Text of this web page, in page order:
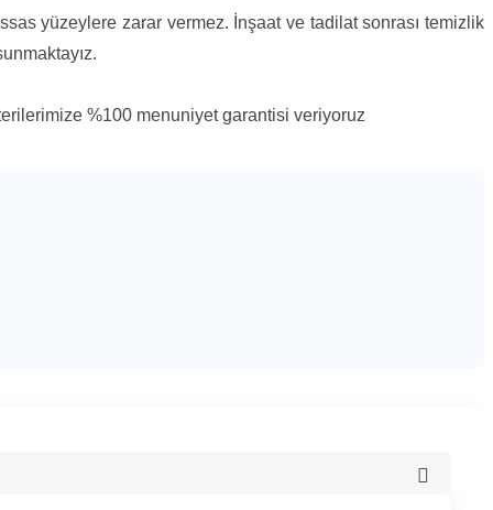
yüzeylere zarar vermez. İnşaat ve tadilat sonrası temizlik
%100 menuniyet garantisi veriyoruz